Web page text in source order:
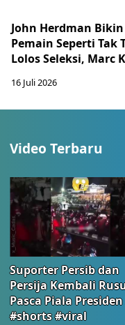
John Herdman
Pemain Seperti Tak
Lolos Seleksi, Marc
16 Juli 2026
Video Terbaru
Suporter Persib dan
Persija Kembali
Pasca Piala Presiden
#shorts #viral